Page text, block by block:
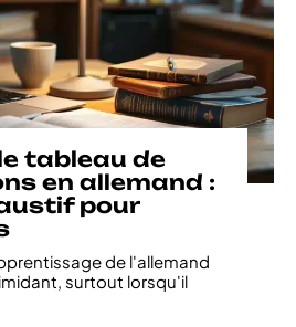
tableau de
en allemand :
pour
de l'allemand
surtout lorsqu'il